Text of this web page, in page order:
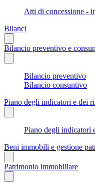
Atti di concessione -
Bilanci
Bilancio preventivo e
Bilancio preventivo
Bilancio consuntivo
Piano degli indicatori e dei
Piano degli indicatori
Beni immobili e gestione
Patrimonio immobiliare